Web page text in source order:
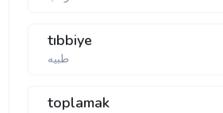
tıbbiye
toplamak